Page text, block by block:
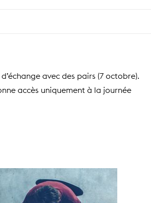
avec des pairs (7 octobre).
accès uniquement à la journée